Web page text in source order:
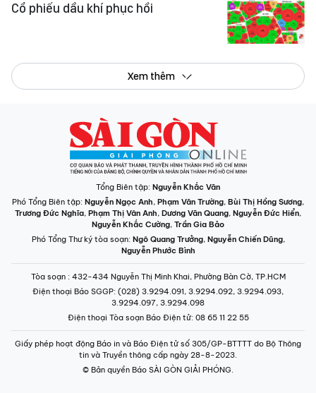
Cổ phiếu dầu khí phục hồi
Xem thêm
Tổng Biên tập: Nguyễn Khắc Văn
Phó Tổng Biên tập: Nguyễn Ngọc Anh, Phạm Văn Trường, Bùi Thị Hồng Sương,
Trương Đức Nghĩa, Phạm Thị Vân Anh, Dương Văn Quang, Nguyễn Đức Hiển,
Nguyễn Khắc Cường, Trần Gia Bảo
Phó Tổng Thư ký tòa soạn: Ngô Quang Trưởng, Nguyễn Chiến Dũng,
Nguyễn Phước Bình
Tòa soạn : 432-434 Nguyễn Thị Minh Khai, Phường Bàn Cờ, TP.HCM
Điện thoại Báo SGGP: (028) 3.9294.091, 3.9294.092, 3.9294.093,
3.9294.097, 3.9294.098
Điện thoại Tòa soạn Báo Điện tử: 08 65 11 22 55
Giấy phép hoạt động Báo in và Báo Điện tử số 305/GP-BTTTT do Bộ Thông
tin và Truyền thông cấp ngày 28-8-2023.
© Bản quyền Báo SÀI GÒN GIẢI PHÓNG.